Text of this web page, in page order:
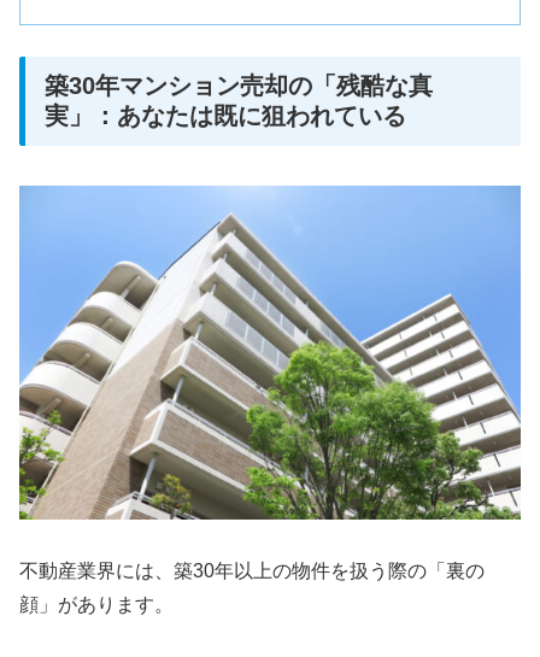
築30年マンション売却の「残酷な真
実」：あなたは既に狙われている
不動産業界には、築30年以上の物件を扱う際の「裏の
顔」があります。